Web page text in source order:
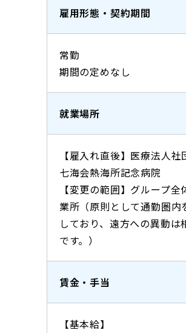
雇用形態・契約期間
常勤
期間の定めなし
就業場所
【雇入れ直後】医療法人社
七海会熱海所記念病院
【変更の範囲】グループ全
業所（原則として通勤圏内
しており、遠方への異動は
です。）
賃金 ・手当
【基本給】